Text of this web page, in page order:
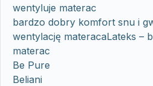
wentyluje materac
bardzo dobry komfort snu i
wentylację materacaLateks –
materac
Be Pure
Beliani